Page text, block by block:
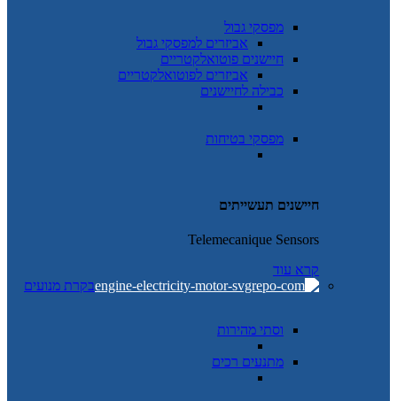
מפסקי גבול
אביזרים למפסקי גבול
חיישנים פוטואלקטריים
אביזרים לפוטואלקטריים
כבילה לחיישנים
מפסקי בטיחות
חיישנים תעשייתים
Telemecanique Sensors
קרא עוד
בקרת מנועים
וסתי מהירות
מתנעים רכים